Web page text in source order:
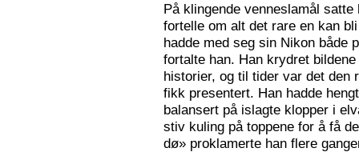
På klingende venneslamål
fortelle om alt det rare en kan
hadde med seg sin Nikon både
fortalte han. Han krydret
historier, og til tider var det den
fikk presentert. Han hadde
balansert på islagte klopper i
stiv kuling på toppene for å få
dø» proklamerte han flere